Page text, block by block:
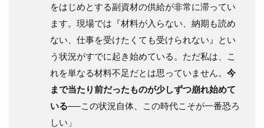
をはじめとする副資材の供給が非常に滞ってい
ます。現場では『材料が入らない、納期も読め
ない、仕事を受けたくても受けられない』とい
う状況がすでに起き始めている。ただ私は、こ
れを単なる材料不足だとは思っていません。 今
まで当たり前だったものが少しずつ崩れ始めて
いる──この状況自体、この時代こそが一番恐ろ
しい」